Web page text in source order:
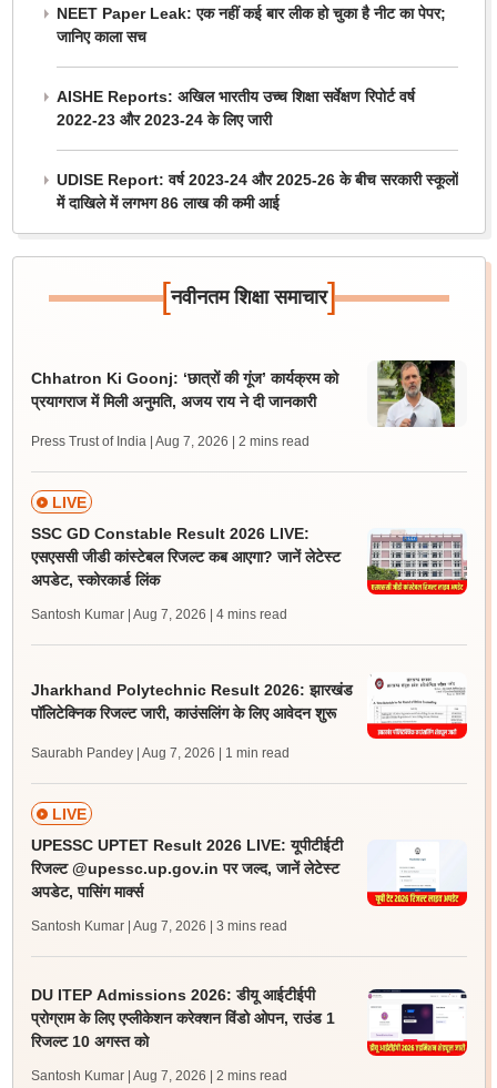
NEET Paper Leak: एक नहीं कई बार लीक हो चुका है नीट का पेपर;
जानिए काला सच
AISHE Reports: अखिल भारतीय उच्च शिक्षा सर्वेक्षण रिपोर्ट वर्ष
2022-23 और 2023-24 के लिए जारी
UDISE Report: वर्ष 2023-24 और 2025-26 के बीच सरकारी स्कूलों
में दाखिले में लगभग 86 लाख की कमी आई
[नवीनतम शिक्षा समाचार]
Chhatron Ki Goonj: ‘छात्रों की गूंज’ कार्यक्रम को
प्रयागराज में मिली अनुमति, अजय राय ने दी जानकारी
Press Trust of India | Aug 7, 2026 | 2 mins read
LIVE
SSC GD Constable Result 2026 LIVE:
एसएससी जीडी कांस्टेबल रिजल्ट कब आएगा? जानें लेटेस्ट
अपडेट, स्कोरकार्ड लिंक
Santosh Kumar | Aug 7, 2026 | 4 mins read
Jharkhand Polytechnic Result 2026: झारखंड
पॉलिटेक्निक रिजल्ट जारी, काउंसलिंग के लिए आवेदन शुरू
Saurabh Pandey | Aug 7, 2026 | 1 min read
LIVE
UPESSC UPTET Result 2026 LIVE: यूपीटीईटी
रिजल्ट @upessc.up.gov.in पर जल्द, जानें लेटेस्ट
अपडेट, पासिंग मार्क्स
Santosh Kumar | Aug 7, 2026 | 3 mins read
DU ITEP Admissions 2026: डीयू आईटीईपी
प्रोग्राम के लिए एप्लीकेशन करेक्शन विंडो ओपन, राउंड 1
रिजल्ट 10 अगस्त को
Santosh Kumar | Aug 7, 2026 | 2 mins read